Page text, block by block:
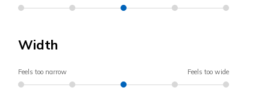
Width
Feels too narrow Feels too wide